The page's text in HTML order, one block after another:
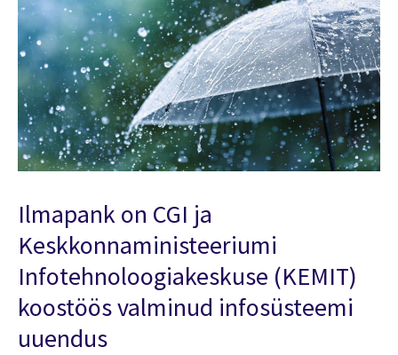
Ilmapank on CGI ja
Keskkonnaministeeriumi
Infotehnoloogiakeskuse (KEMIT)
koostöös valminud infosüsteemi
uuendus